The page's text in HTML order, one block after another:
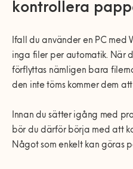
kontrollera
Ifall du använder en PC med
inga filer per automatik. När
förflyttas nämligen bara
den inte töms kommer dem
Innan du sätter igång med
bör du därför börja med att
Något som enkelt kan göras